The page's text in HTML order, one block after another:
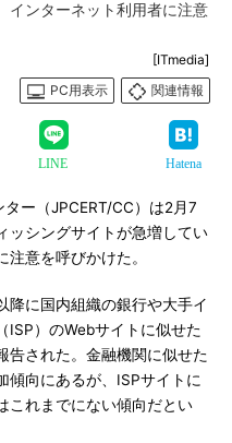
インターネット利用者に注意
[ITmedia]
PC用表示
関連情報
LINE Hatena
ー（JPCERT/CC）は2月7
ッシングサイトが急増してい
意を呼びかけた。
降に国内組織の銀行や大手イ
ISP）のWebサイトに似せた
告された。金融機関に似せた
傾向にあるが、ISPサイトに
これまでにない傾向だとい